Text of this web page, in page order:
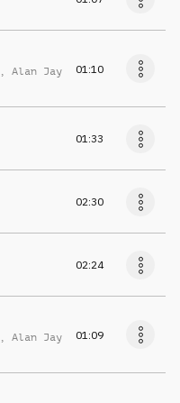
, Alan Jay
01:10
01:33
02:30
02:24
, Alan Jay
01:09